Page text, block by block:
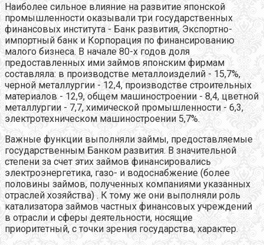
Наиболее сильное влияние на развитие японской
промышленности оказывали три государственных
финансовых института - Банк развития, Экспортно-
импортный банк и Корпорация по финансированию
малого бизнеса. В начале 80-х годов доля
предоставленных ими займов японским фирмам
составляла: в производстве металлоизделий - 15,7%,
черной металлургии - 12,4, производстве строительных
материалов - 12,9, общем машиностроении - 8,4, цветной
металлургии - 7,7, химической промышленности - 6,3,
электротехническом машиностроении 5,7%.
Важные функции выполняли займы, предоставляемые
государственным Банком развития. В значительной
степени за счет этих займов финансировались
электроэнергетика, газо- и водоснабжение (более
половины займов, полученных компаниями указанных
отраслей хозяйства) . К тому же они выполняли роль
катализатора займов частных финансовых учреждений
в отрасли и сферы деятельности, носящие
приоритетный, с точки зрения государства, характер.